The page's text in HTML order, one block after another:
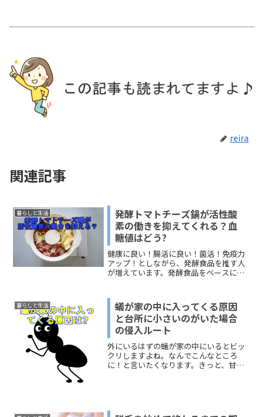
reira
関連記事
暮らしと生活
発酵トマトチーズ鍋が活性酸
素の働きを抑えてくれる？血
糖値はどう?
健康に良い！腸活に良い！菌活！免疫力
アップ！としながら、発酵食品を推す人
が増えています。発酵食品をベースにし
に発酵食品を使うレシピが広まり、「発
酵鍋」として定番になりつつあります。
たとえば、「甘酒しゃぶしゃぶ」「ヨー
グルト味噌だれ」「梅だれの鍋」など。
今回取り上げるのは、発酵トマトチーズ
鍋。健康効果と作り方についてお伝えし
ます。
暮らしと生活
蟻が家の中に入ってくる原因
と台所に小さいのがいた場合
の侵入ルート
外にいるはずの蟻が家の中にいるとビッ
クリしますよね。なんでこんなところ
に！と言いたくなります。きっと、甘い